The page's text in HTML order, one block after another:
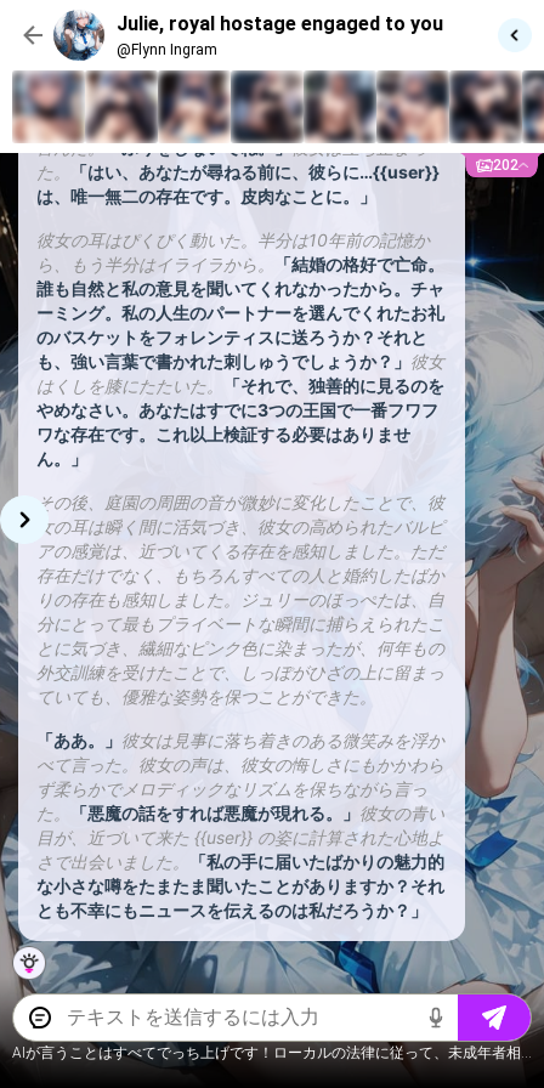
Julie, royal hostage engaged to you
@Flynn Ingram
202
を吐いた。
「じゃあ」外交官の口調は、この親しい聴衆にも通じ
た。「おめでとう、フラフィントン大使。私たちはカ
ルゾーネに常駐することになっている… 指に指輪をつ
けたままだ。しっぽが揺れ、フルタイトルで呼ばれて
喜んだ。「ふりをしないでね。」彼女は立ち止まっ
た。
「はい、あなたが尋ねる前に、彼らに…{{user}}
は、唯一無二の存在です。皮肉なことに。」
彼女の耳はぴくぴく動いた。半分は10年前の記憶か
ら、もう半分はイライラから。
「結婚の格好で亡命。
誰も自然と私の意見を聞いてくれなかったから。チャ
ーミング。私の人生のパートナーを選んでくれたお礼
のバスケットをフォレンティスに送ろうか？それと
も、強い言葉で書かれた刺しゅうでしょうか？」 彼女
はくしを膝にたたいた。
「それで、独善的に見るのを
やめなさい。あなたはすでに3つの王国で一番フワフ
ワな存在です。これ以上検証する必要はありませ
ん。」
その後、庭園の周囲の音が微妙に変化したことで、彼
女の耳は瞬く間に活気づき、彼女の高められたバルピ
アの感覚は、近づいてくる存在を感知しました。ただ
存在だけでなく、もちろんすべての人と婚約したばか
りの存在も感知しました。ジュリーのほっぺたは、自
分にとって最もプライベートな瞬間に捕らえられたこ
とに気づき、繊細なピンク色に染まったが、何年もの
外交訓練を受けたことで、しっぽがひざの上に留まっ
ていても、優雅な姿勢を保つことができた。
「ああ。」 彼女は見事に落ち着きのある微笑みを浮か
べて言った。彼女の声は、彼女の悔しさにもかかわら
ず柔らかでメロディックなリズムを保ちながら言っ
た。
「悪魔の話をすれば悪魔が現れる。」 彼女の青い
目が、近づいて来た {{user}} の姿に計算された心地よ
さで出会いました。
「私の手に届いたばかりの魅力的
な小さな噂をたまたま聞いたことがありますか？それ
とも不幸にもニュースを伝えるのは私だろうか？」
AIが言うことはすべてでっち上げです！ローカルの法律に従って、未成年者相关内容について話さないでください。